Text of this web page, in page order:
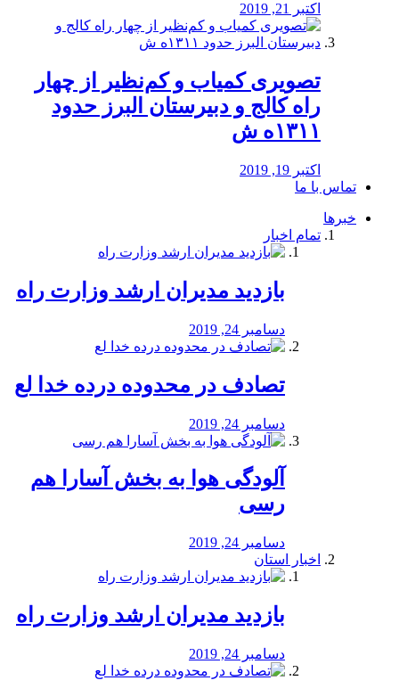
اکتبر 21, 2019
️تصویری کمیاب و کم‌نظیر از چهار
راه كالج و دبيرستان البرز حدود
۱۳۱۱ه ش
اکتبر 19, 2019
تماس با ما
خبرها
تمام اخبار
بازدید مدیران ارشد وزارت راه
دسامبر 24, 2019
تصادف در محدوده درده خدا لع
دسامبر 24, 2019
آلودگی هوا به بخش آسارا هم
رسی
دسامبر 24, 2019
اخبار استان
بازدید مدیران ارشد وزارت راه
دسامبر 24, 2019